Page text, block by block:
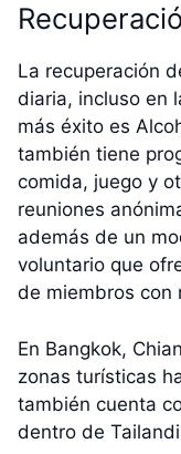
La recuperación
diaria, incluso en
más éxito es
también tiene
comida, juego y
reuniones
además de un
voluntario que
de miembros con
En Bangkok,
zonas turísticas
también cuenta
dentro de